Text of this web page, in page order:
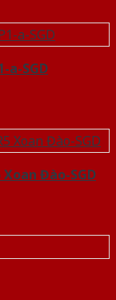
a-SGD
Xoan Đào-SGD